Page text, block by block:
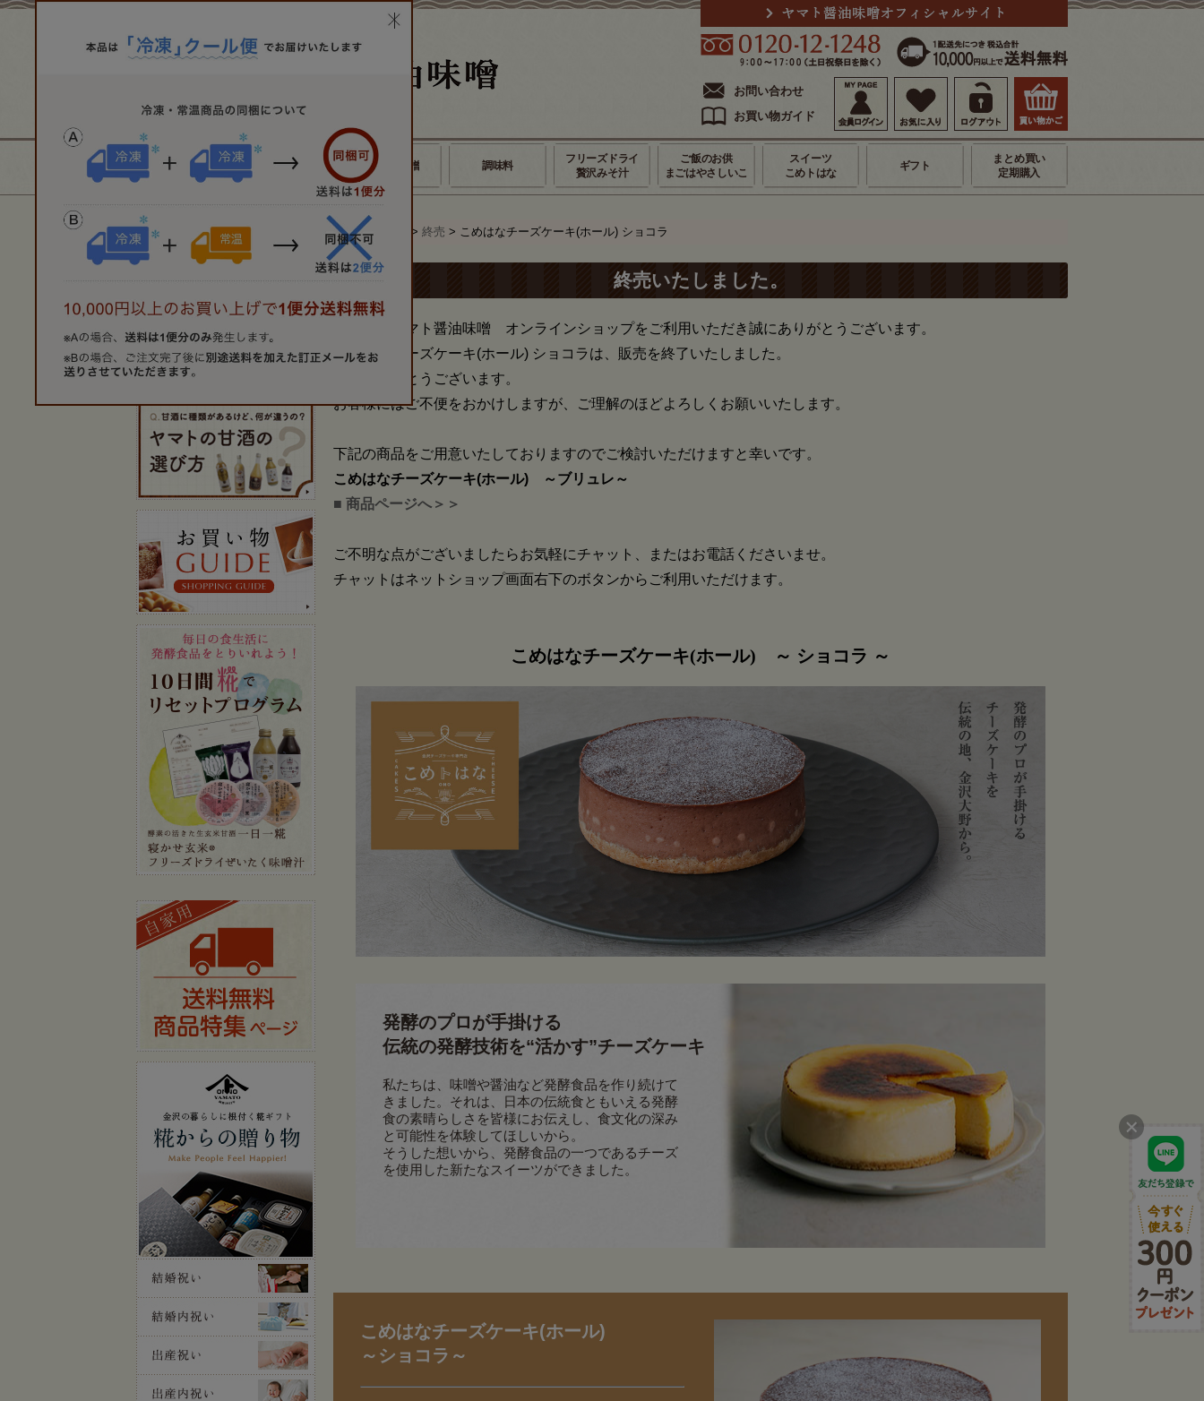
お問い合わせ
お買い物ガイド
商品一覧 甘酒・糀 醤油・味噌 調味料
フリーズドライ
贅沢みそ汁
ご飯のお供
まごはやさしいこ
スイーツ
こめトはな
ギフト
まとめ買い
定期購入
商品を検索. トップページ > 終売 > こめはなチーズケーキ(ホール) ショコラ
終売いたしました。
平素よりヤマト醤油味噌 オンラインショップをご利用いただき誠にありがとうございます。
こめはなチーズケーキ(ホール) ショコラは、販売を終了いたしました。
誠にありがとうございます。
お客様にはご不便をおかけしますが、ご理解のほどよろしくお願いいたします。
下記の商品をご用意いたしておりますのでご検討いただけますと幸いです。
こめはなチーズケーキ(ホール) ～ブリュレ～
■ 商品ページへ＞＞
ご不明な点がございましたらお気軽にチャット、またはお電話くださいませ。
チャットはネットショップ画面右下のボタンからご利用いただけます。
こめはなチーズケーキ(ホール) ～ ショコラ ～
発酵のプロが手掛ける
伝統の発酵技術を“活かす”チーズケーキ
私たちは、味噌や醤油など発酵食品を作り続けて
きました。それは、日本の伝統食ともいえる発酵
食の素晴らしさを皆様にお伝えし、食文化の深み
と可能性を体験してほしいから。
そうした想いから、発酵食品の一つであるチーズ
を使用した新たなスイーツができました。
こめはなチーズケーキ(ホール)
～ショコラ～